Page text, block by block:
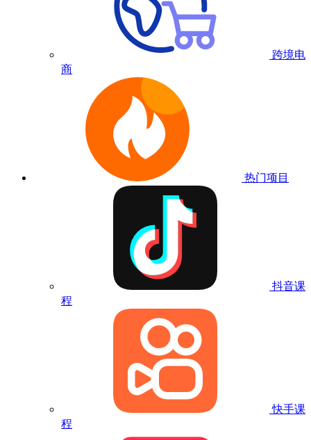
跨境电
商
热门项目
抖音课
程
快手课
程